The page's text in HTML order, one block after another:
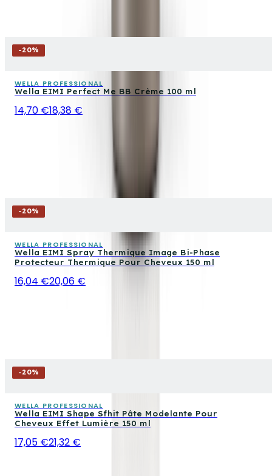
-20%
WELLA PROFESSIONAL
Wella EIMI Perfect Me BB Crème 100 ml
14,70 €18,38 €
-20%
WELLA PROFESSIONAL
Wella EIMI Spray Thermique Image Bi-Phase
Protecteur Thermique Pour Cheveux 150 ml
16,04 €20,06 €
-20%
WELLA PROFESSIONAL
Wella EIMI Shape Sfhit Pâte Modelante Pour
Cheveux Effet Lumière 150 ml
17,05 €21,32 €